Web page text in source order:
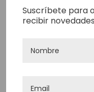
Añadir Al Carrito
Suscríbete para
recibir